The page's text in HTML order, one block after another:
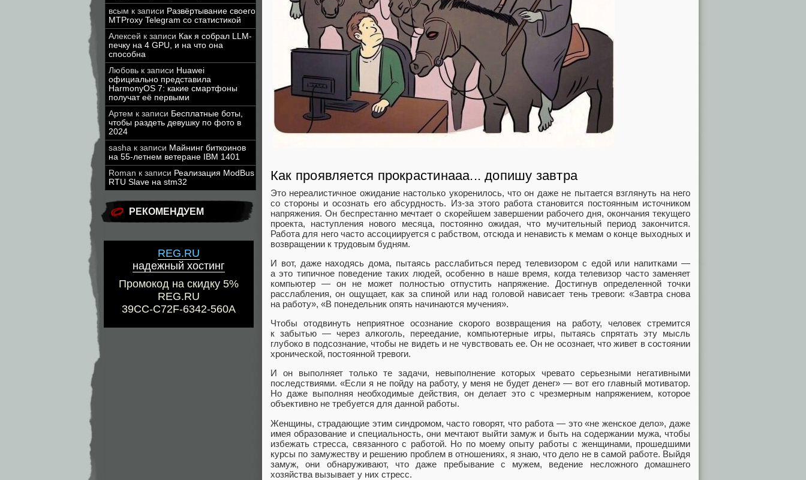
всым к записи Развёртывание своего
MTProxy Telegram со статистикой
Алексей к записи Как я собрал LLM-
печку на 4 GPU, и на что она
способна
Любовь к записи Huawei
официально представила
HarmonyOS 7: какие смартфоны
получат её первыми
Артем к записи Бесплатные боты,
чтобы раздеть девушку по фото в
2024
sasha к записи Майнинг биткоинов
на 55-летнем ветеране IBM 1401
Roman к записи Реализация ModBus
RTU Slave на stm32
РЕКОМЕНДУЕМ
REG.RU
надежный хостинг
Промокод на скидку 5%
REG.RU
39CC-C72F-6342-560A
Как проявляется прокрастинааа... допишу завтра
Это нереалистичное ожидание настолько укоренилось, что он даже не пытается взглянуть на него
со стороны и осознать его абсурдность. Из‑за этого работа становится постоянным источником
напряжения. Он беспрестанно мечтает о скорейшем завершении рабочего дня, окончания текущего
проекта, наступления нового месяца, постоянно ожидая, что мучительный период закончится.
Работа для него часто ассоциируется с рабством, отсюда и ненависть к мемам о конце выходных и
возвращении к трудовым будням.
И вот, даже находясь дома, пытаясь расслабиться перед телевизором с едой или напитками —
а это типичное поведение таких людей, особенно в наше время, когда телевизор часто заменяет
компьютер — он не может полностью отпустить напряжение. Достигнув определенной точки
расслабления, он ощущает, как за спиной или над головой нависает тень тревоги: «Завтра снова
на работу», «В понедельник опять начинаются мучения».
Чтобы отодвинуть неприятное осознание скорого возвращения на работу, человек стремится
к забытью — через алкоголь, переедание, компьютерные игры, пытаясь спрятать эту мысль
глубоко в подсознание, чтобы не видеть и не чувствовать ее. Он не осознает, что живет в состоянии
хронической, постоянной тревоги.
И он выполняет только те задачи, невыполнение которых чревато серьезными негативными
последствиями. «Если я не пойду на работу, у меня не будет денег» — вот его главный мотиватор.
Но даже выполняя необходимые действия, он делает это с чрезмерным напряжением, которое
объективно не требуется для данной работы.
Женщины, страдающие этим синдромом, часто говорят, что работа — это «не женское дело», даже
имея образование и специальность, они мечтают выйти замуж и быть на содержании мужа, чтобы
избежать стресса, связанного с работой. Но по моему опыту работы с женщинами, прошедшими
курсы по замужеству и решению проблем в отношениях, я знаю, что дело не в самой работе. Выйдя
замуж, они обнаруживают, что даже пребывание с мужем, ведение несложного домашнего
хозяйства вызывает у них стресс.